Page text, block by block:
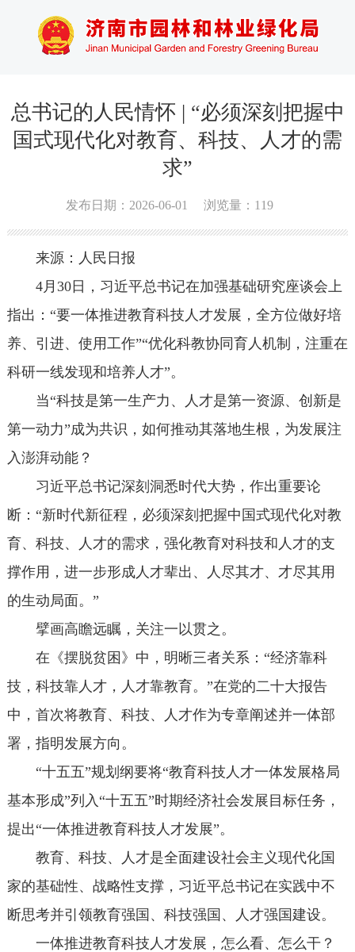
总书记的人民情怀 | “必须深刻把握中
国式现代化对教育、科技、人才的需
求”
发布日期：2026-06-01 浏览量： 119
来源：人民日报
4月30日，习近平总书记在加强基础研究座谈会上
指出：“要一体推进教育科技人才发展，全方位做好培
养、引进、使用工作”“优化科教协同育人机制，注重在
科研一线发现和培养人才”。
当“科技是第一生产力、人才是第一资源、创新是
第一动力”成为共识，如何推动其落地生根，为发展注
入澎湃动能？
习近平总书记深刻洞悉时代大势，作出重要论
断：“新时代新征程，必须深刻把握中国式现代化对教
育、科技、人才的需求，强化教育对科技和人才的支
撑作用，进一步形成人才辈出、人尽其才、才尽其用
的生动局面。”
擘画高瞻远瞩，关注一以贯之。
在《摆脱贫困》中，明晰三者关系：“经济靠科
技，科技靠人才，人才靠教育。”在党的二十大报告
中，首次将教育、科技、人才作为专章阐述并一体部
署，指明发展方向。
“十五五”规划纲要将“教育科技人才一体发展格局
基本形成”列入“十五五”时期经济社会发展目标任务，
提出“一体推进教育科技人才发展”。
教育、科技、人才是全面建设社会主义现代化国
家的基础性、战略性支撑，习近平总书记在实践中不
断思考并引领教育强国、科技强国、人才强国建设。
一体推进教育科技人才发展，怎么看、怎么干？